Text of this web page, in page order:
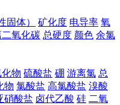
固体） 矿化度 电导率 氧
氧化碳 总硬度 颜色 余氯
物 硫酸盐 硼 游离氯 总
物 氯酸盐 高氯酸盐 溴酸
硝酸盐 卤代乙酸 硅 二氧